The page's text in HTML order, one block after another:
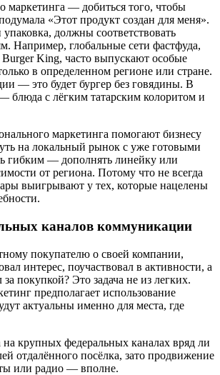
маркетинга — добиться того, чтобы
«Этот продукт создан для меня».
должны соответствовать
Например, глобальные сети фастфуда,
King, часто выпускают особые
в определенном регионе или стране.
— это будет бургер без говядины. В
блюда с лёгким татарским колоритом и
маркетинга помогают бизнесу
на локальный рынок с уже готовыми
гибким — дополнять линейку или
от региона. Потому что не всегда
выигрывают у тех, которые нацелены
каналов коммуникации
покупателю о своей компании,
интерес, поучаствовал в активности, а
покупкой? Это задача не из легких.
предполагает использование
актуальны именно для места, где
крупных федеральных каналах вряд ли
отдалённого посёлка, зато продвижение
или радио — вполне.